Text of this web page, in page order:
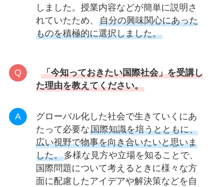
しました。授業内容などが簡単に説明さ
れていたため、 自分の興味関心にあった
ものを積極的に選択しました。
「今知っておきたい国際社会」を受講し
た理由を教えてください。
グローバル化した社会で生きていくにあ
たって必要な国際知識を培うとともに、
広い視野で物事を向き合いたいと思いま
した。多様な見方や立場を知ることで、
国際問題について考えるときに様々な方
面に配慮したアイデアや解決策などを自